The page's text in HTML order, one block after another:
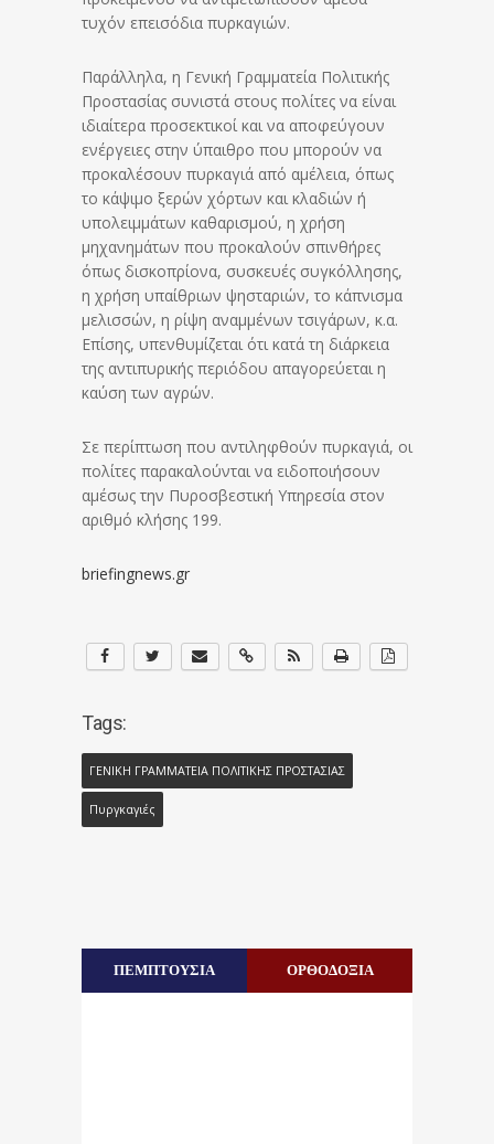
τυχόν επεισόδια πυρκαγιών.
Παράλληλα, η Γενική Γραμματεία Πολιτικής
Προστασίας συνιστά στους πολίτες να είναι
ιδιαίτερα προσεκτικοί και να αποφεύγουν
ενέργειες στην ύπαιθρο που μπορούν να
προκαλέσουν πυρκαγιά από αμέλεια, όπως
το κάψιμο ξερών χόρτων και κλαδιών ή
υπολειμμάτων καθαρισμού, η χρήση
μηχανημάτων που προκαλούν σπινθήρες
όπως δισκοπρίονα, συσκευές συγκόλλησης,
η χρήση υπαίθριων ψησταριών, το κάπνισμα
μελισσών, η ρίψη αναμμένων τσιγάρων, κ.α.
Επίσης, υπενθυμίζεται ότι κατά τη διάρκεια
της αντιπυρικής περιόδου απαγορεύεται η
καύση των αγρών.
Σε περίπτωση που αντιληφθούν πυρκαγιά, οι
πολίτες παρακαλούνται να ειδοποιήσουν
αμέσως την Πυροσβεστική Υπηρεσία στον
αριθμό κλήσης 199.
briefingnews.gr
Tags:
ΓΕΝΙΚΗ ΓΡΑΜΜΑΤΕΙΑ ΠΟΛΙΤΙΚΗΣ ΠΡΟΣΤΑΣΙΑΣ
Πυργκαγιές
ΠΕΜΠΤΟΥΣΙΑ ΟΡΘΟΔΟΞΙΑ